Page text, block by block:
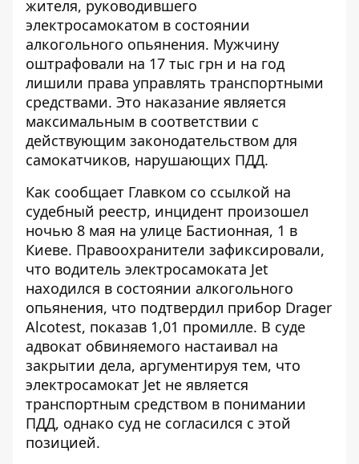
жителя, руководившего
электросамокатом в состоянии
алкогольного опьянения. Мужчину
оштрафовали на 17 тыс грн и на год
лишили права управлять транспортными
средствами. Это наказание является
максимальным в соответствии с
действующим законодательством для
самокатчиков, нарушающих ПДД.
Как сообщает Главком со ссылкой на
судебный реестр, инцидент произошел
ночью 8 мая на улице Бастионная, 1 в
Киеве. Правоохранители зафиксировали,
что водитель электросамоката Jet
находился в состоянии алкогольного
опьянения, что подтвердил прибор Drager
Alcotest, показав 1,01 промилле. В суде
адвокат обвиняемого настаивал на
закрытии дела, аргументируя тем, что
электросамокат Jet не является
транспортным средством в понимании
ПДД, однако суд не согласился с этой
позицией.